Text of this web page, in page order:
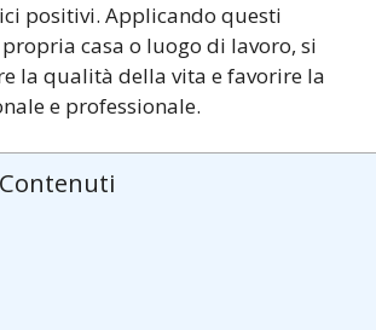
positivi. Applicando questi
casa o luogo di lavoro, si
la qualità della vita e favorire la
e professionale.